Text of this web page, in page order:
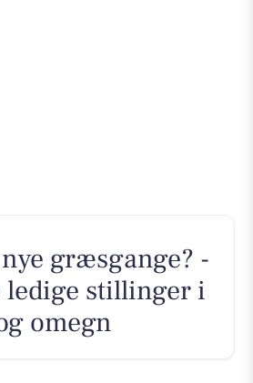
græsgange? -
ledige stillinger i
omegn